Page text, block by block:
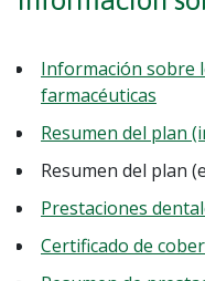
Información sobre
farmacéuticas
Resumen del plan
Resumen del plan
Prestaciones
Certificado de